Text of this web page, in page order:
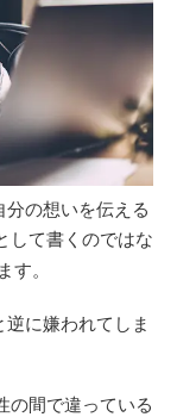
の想いを伝える
して書くのではな
す。
に嫌われてしま
の間で違っている